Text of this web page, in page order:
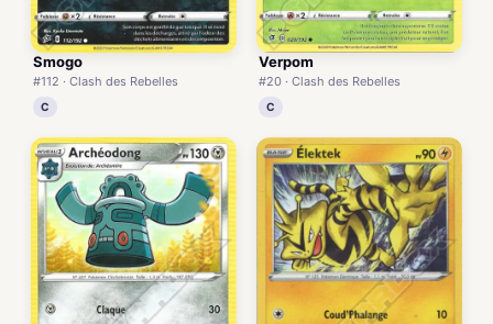
Smogo
#112 · Clash des Rebelles
C
Verpom
#20 · Clash des Rebelles
C